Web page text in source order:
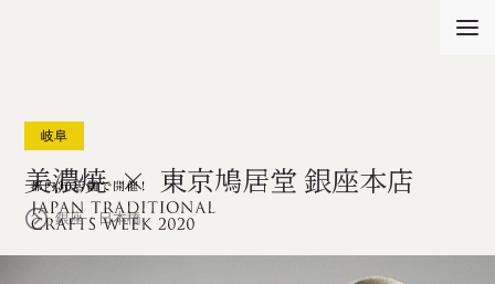
岐阜
美濃焼 × 東京鳩居堂 銀座本店
銀座・日本橋